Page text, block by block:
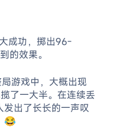
成功，掷出96-
的效果。
游戏中，大概出现
了一大半。在连续丢
发出了长长的一声叹
😂